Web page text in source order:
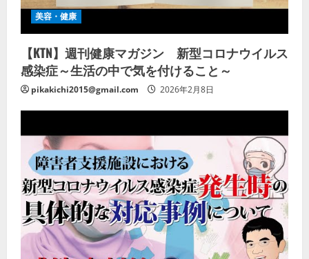
美容・健康
【KTN】週刊健康マガジン 新型コロナウイルス
感染症～生活の中で気を付けること～
pikakichi2015@gmail.com 2026年2月8日